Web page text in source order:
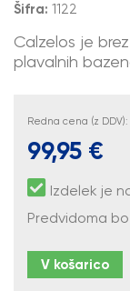
Šifra: 1122
Calzelos je
plavalnih
Redna cena (z DDV):
99,95 €
Izdelek je
Predvidoma
V košarico